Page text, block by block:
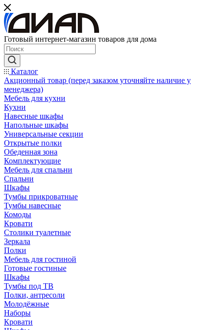
Готовый интернет-магазин товаров для дома
Каталог
Акционный товар (перед заказом уточняйте наличие у
менеджера)
Мебель для кухни
Кухни
Навесные шкафы
Напольные шкафы
Универсальные секции
Открытые полки
Обеденная зона
Комплектующие
Мебель для спальни
Спальни
Шкафы
Тумбы прикроватные
Тумбы навесные
Комоды
Кровати
Столики туалетные
Зеркала
Полки
Мебель для гостиной
Готовые гостиные
Шкафы
Тумбы под ТВ
Полки, антресоли
Молодёжные
Наборы
Кровати